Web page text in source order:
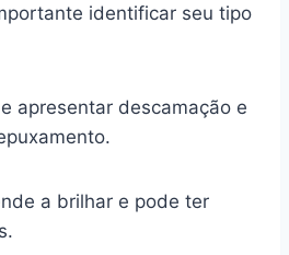
identificar seu tipo
apresentar descamação e
a brilhar e pode ter